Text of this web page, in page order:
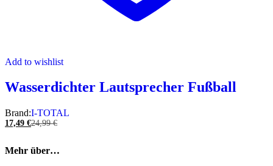
Add to wishlist
Wasserdichter Lautsprecher Fußball
Brand:I-TOTAL
17,49 €24,99€
Mehr über…